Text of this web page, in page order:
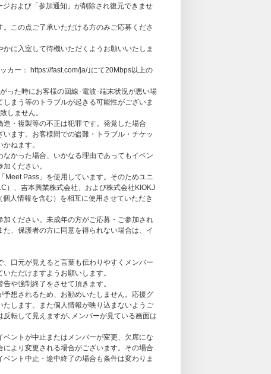
たします。
続が完了した方のみ個別オンライントーク会
お客様は、期間内に注文完了いただければ、
かんたん決済／au WALLET、ソフトバンク
コンビニ前払いのみとなります。
注意事項】
選択されますと、予約注文時に決済サービス
ら商品の発売日まで一定以上の期間があると
がございます。再与信照会でエラーとなって
ただく場合がございますが、このとき他のお
。また、手数料の発生を理由とした注文のキ
参加をお断りさせていただく場合がございま
、＜海帆＞両方にお申込み、ご当選された場
ないと、開催時間の都合で参加できない可能
ルは一切致しませんのでご注意ください。当
参加できるようにご準備ください。
/ 14:05）
/ 14:35）
および「参加通知」が削除され復元できませ
この点ご了承いただける方のみご応募くださ
に入室して待機いただくようお願いいたしま
カー： https://fast.com/ja/｣にて20Mbps以上の
った時にお客様の回線･電波･端末状況が悪い場
まう等のトラブルが起きる可能性がございま
しません。
・複製等の不正は犯罪です。発覚した場合
ます。お客様間での盗難・トラブル・チケッ
ねます。
かった場合、いかなる理由であってもイベン
ください。
Pass」を使用しています。そのためユニ
）、吉本興業株式会社、および株式会社KIOKJ
人情報を含む）を相互に使用させていただき
ください。未成年の方がご応募・ご参加され
、保護者の方に同意を得られない場合は、イ
口元が見えると言葉も伝わりやすくメンバー
ただけますようお願いします。
や強制終了をさせて頂きます。
想されるため、お勧めいたしません。応援グ
します。また個人情報が映り込まないようご
転して見えますが､メンバーが見ている画面は
ントが中止またはメンバーが変更、欠席にな
より変更される場合がございます。その場合
ント中止・途中終了の場合も条件は変わりま